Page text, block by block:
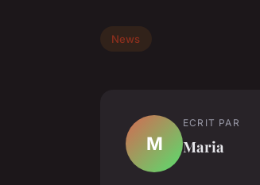
News
M
ECRIT PAR
Maria